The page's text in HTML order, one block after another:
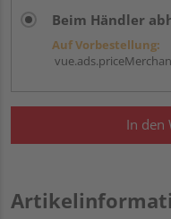
Beim Händler
Auf Vorbestellung:
In den